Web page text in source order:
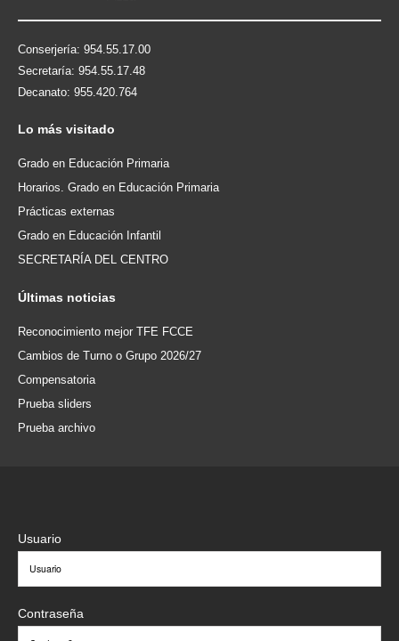
Conserjería: 954.55.17.00
Secretaría: 954.55.17.48
Decanato: 955.420.764
Lo más visitado
Grado en Educación Primaria
Horarios. Grado en Educación Primaria
Prácticas externas
Grado en Educación Infantil
SECRETARÍA DEL CENTRO
Últimas noticias
Reconocimiento mejor TFE FCCE
Cambios de Turno o Grupo 2026/27
Compensatoria
Prueba sliders
Prueba archivo
Usuario
Contraseña